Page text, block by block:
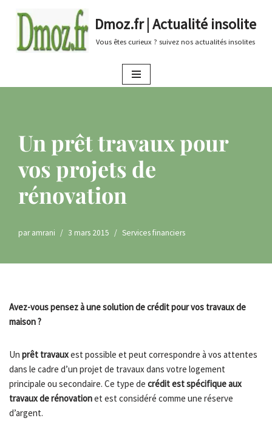
au
Dmoz.fr | Actualité insolite
Vous êtes curieux ? suivez nos actualités insolites
Un prêt travaux pour
vos projets de
rénovation
paramrani 3 mars 2015 Services financiers
Avez-vous pensez à une solution de crédit pour vos travaux de
maison ?
Un prêt travauxest possible et peut correspondre à vos attentes
dans le cadre d’un projet de travaux dans votre logement
principale ou secondaire. Ce type de crédit est spécifique aux
travaux de rénovationet est considéré comme une réserve
d’argent.